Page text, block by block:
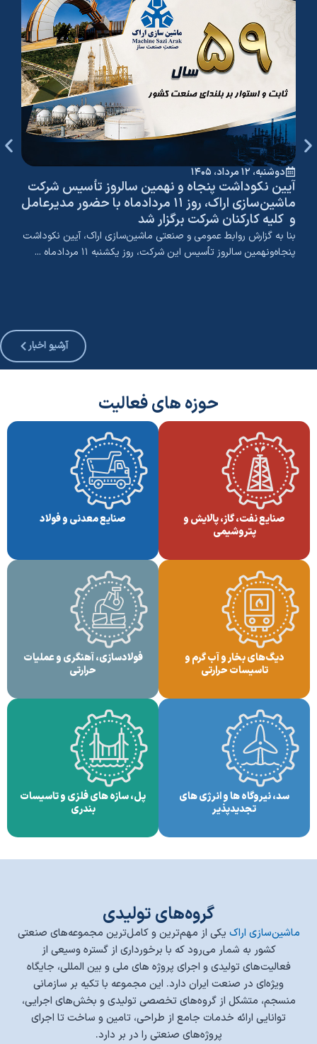
دوشنبه، ۱۲ مرداد، ۱۴۰۵
آیین نکوداشت پنجاه و نهمین سالروز تأسیس شرکت
ماشین‌سازی اراک، روز ۱۱ مردادماه با حضور مدیرعامل
و کلیه کارکنان شرکت برگزار شد
بنا به گزارش روابط عمومی و صنعتی ماشین‌سازی اراک، آیین نکوداشت
پنجاه‌ونهمین سالروز تأسیس این شرکت، روز یکشنبه ۱۱ مردادماه ...
آرشیو اخبار
حوزه های فعالیت
صنایع نفت، گاز، پالایش و
پتروشیمی
صنایع معدنی و فولاد
دیگ‌های بخار و آب گرم و
تاسیسات حرارتی
فولادسازی، آهنگری و عملیات
حرارتی
سد، نیروگاه ها و انرژی های
تجدیدپذیر
پل، سازه های فلزی و تاسیسات
بندری
گروه‌های تولیدی
ماشین‌سازی اراک یکی از مهم‌ترین و کامل‌ترین مجموعه‌های صنعتی
کشور به شمار می‌رود که با برخورداری از گستره وسیعی از
فعالیت‌های تولیدی و اجرای پروژه های ملی و بین المللی، جایگاه
ویژه‌ای در صنعت ایران دارد. این مجموعه با تکیه بر سازمانی
منسجم، متشکل از گروه‌های تخصصی تولیدی و بخش‌های اجرایی،
توانایی ارائه خدمات جامع از طراحی، تامین و ساخت تا اجرای
پروژه‌های صنعتی را در بر دارد.